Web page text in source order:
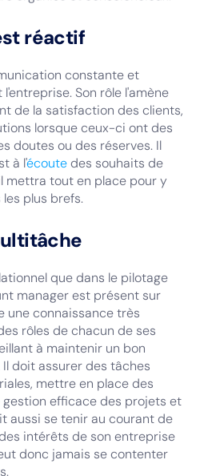
réactif
constante et
Son rôle l'amène
de la satisfaction des clients,
lorsque ceux-ci ont des
doutes ou des réserves. Il
à l'écoutedes souhaits de
mettra tout en place pour y
plus brefs.
que dans le pilotage
manager est présent sur
une connaissance très
rôles de chacun de ses
à maintenir un bon
doit assurer des tâches
mettre en place des
efficace des projets et
aussi se tenir au courant de
intérêts de son entreprise
donc jamais se contenter